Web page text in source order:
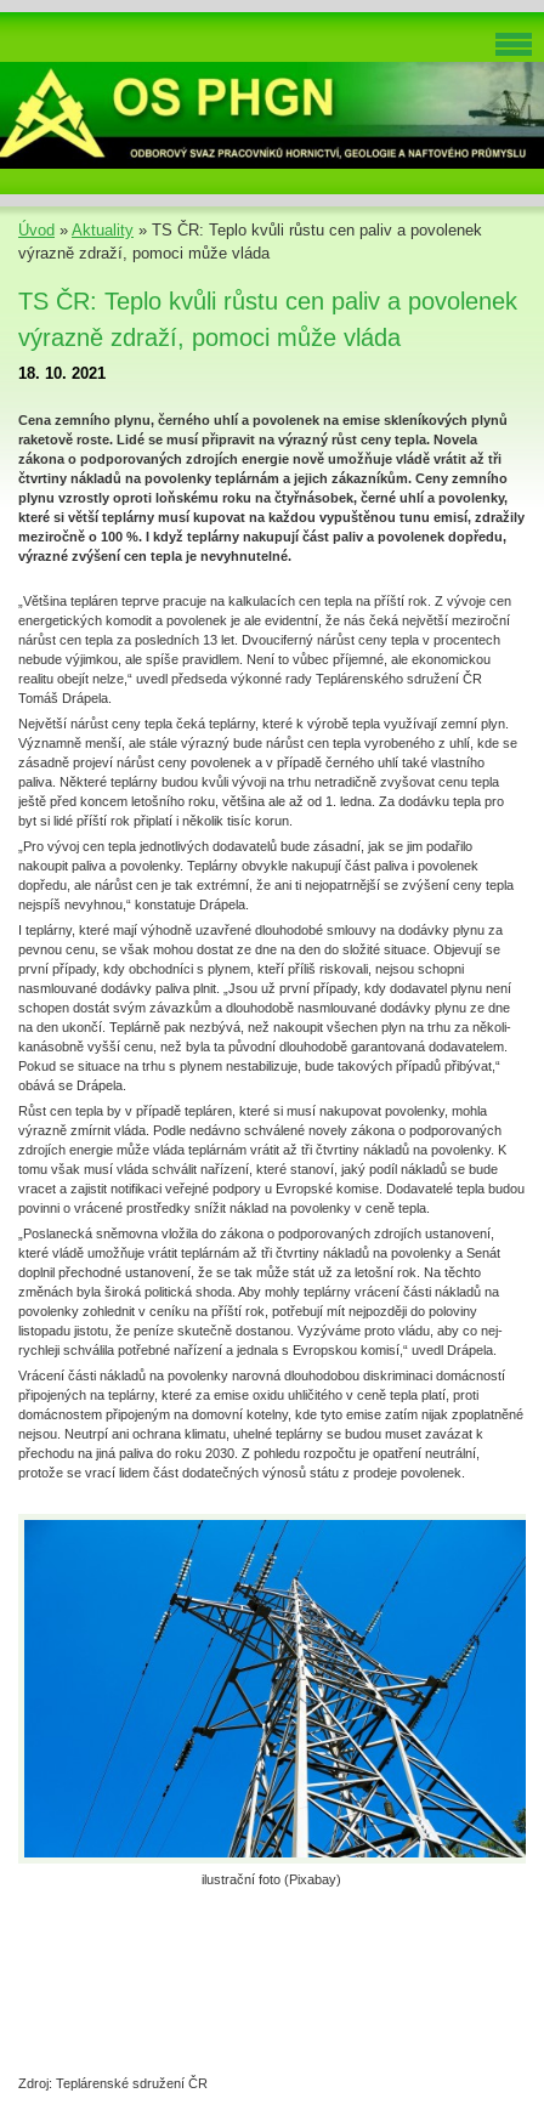
Úvod » Aktuality » TS ČR: Teplo kvůli růstu cen paliv a povolenek
výrazně zdraží, pomoci může vláda
TS ČR: Teplo kvůli růstu cen paliv a povolenek
výrazně zdraží, pomoci může vláda
18. 10. 2021
Cena zemního plynu, černého uhlí a povolenek na emise skleníkových plynů
raketově roste. Lidé se musí připravit na výrazný růst ceny tepla. Novela
zákona o podporovaných zdrojích energie nově umožňuje vládě vrátit až tři
čtvrtiny nákladů na povolenky teplárnám a jejich zákazníkům. Ceny zemního
plynu vzrostly oproti loňskému roku na čtyřnásobek, černé uhlí a povolenky,
které si větší teplárny musí kupovat na každou vypuštěnou tunu emisí, zdražily
meziročně o 100 %. I když teplárny nakupují část paliv a povolenek dopředu,
výrazné zvýšení cen tepla je nevyhnu­telné.
„Většina tep­lá­ren teprve pracuje na kalkulacích cen tepla na příští rok. Z vývoje cen
ener­ge­tických komodit a povolenek je ale evidentní, že nás čeká nej­větší meziroční
nárůst cen tepla za posledních 13 let. D­vouciferný nárůst ceny tepla v pro­centech
nebude výjimkou, ale spíše pravidlem. Není to vůbec příjemné, ale eko­nomickou
realitu obejít nelze,“ uvedl předseda výkonné rady Teplárenského sdružení ČR
Tomáš Drápela.
Největší nárůst ceny tepla čeká teplárny, které k výrobě tepla využívají zemní plyn.
Významně menší, ale stále výrazný bude nárůst cen tepla vyrobeného z uhlí, kde se
zásadně projeví nárůst ceny povolenek a v případě černého uhlí také vlastního
paliva. Některé teplárny budou kvůli vývoji na trhu netradičně zvyšovat cenu tepla
ještě před koncem letošního roku, většina ale až od 1. ledna. Za dodávku tepla pro
byt si lidé příští rok připlatí i několik tisíc korun.
„Pro vývoj cen tepla jednotlivých dodava­telů bude zásadní, jak se jim podařilo
nakoupit paliva a povolenky. Teplárny obvykle nakupují část paliva i povolenek
dopředu, ale nárůst cen je tak extrémní, že ani ti nej­opatr­nější se zvýšení ceny tepla
nej­spíš nevyhnou,“ kon­statuje Drápela.
I teplárny, které mají výhodně uzavřené dlouhodobé smlouvy na dodávky plynu za
pevnou cenu, se však mohou dostat ze dne na den do složité situace. Objevují se
první případy, kdy obchodníci s plynem, kteří příliš riskovali, nej­sou schopni
nasmlouvané dodávky paliva plnit. „Jsou už první případy, kdy dodava­tel plynu není
schopen dostát svým závazkům a dlouhodobě nasmlouvané dodávky plynu ze dne
na den ukončí. Teplárně pak nezbývá, než nakoupit všechen plyn na trhu za ně­ko­li­
ka­násobně vyšší cenu, než byla ta původní dlouhodobě garantovaná dodava­telem.
Pokud se situace na trhu s plynem nestabilizuje, bude takových případů přibývat,“
obává se Drápela.
Růst cen tepla by v případě tep­lá­ren, které si musí nakupovat povolenky, mohla
výrazně zmírnit vláda. Podle nedávno schválené novely zákona o podporovaných
zdrojích energie může vláda teplárnám vrátit až tři čtvrtiny nákladů na povolenky. K
tomu však musí vláda schválit nařízení, které stanoví, jaký podíl nákladů se bude
vracet a zajistit notifikaci veřejné podpory u Evropské komise. Dodava­telé tepla budou
povinni o vrácené prostředky snížit náklad na povolenky v ceně tepla.
„Poslanecká sněmovna vložila do zákona o podporovaných zdrojích ustanovení,
které vládě umožňuje vrátit teplárnám až tři čtvrtiny nákladů na povolenky a Senát
doplnil přechodné ustanovení, že se tak může stát už za letošní rok. Na těchto
změnách byla široká politická shoda. Aby mohly teplárny vrácení části nákladů na
povolenky zohlednit v ceníku na příští rok, potřebují mít nej­později do poloviny
listopadu jistotu, že peníze skutečně dostanou. Vyzýváme proto vládu, aby co nej­
rychleji schválila potřebné nařízení a jednala s Evropskou komisí,“ uvedl Drápela.
Vrácení části nákladů na povolenky narovná dlouhodobou diskriminaci domácností
připojených na teplárny, které za emise oxidu uhličitého v ceně tepla platí, proti
domácnostem připojeným na domovní ko­telny, kde tyto emise zatím nijak zpoplatněné
nej­sou. Neutrpí ani ochrana klimatu, uhelné teplárny se budou muset zavázat k
přechodu na jiná paliva do roku 2030. Z pohledu rozpočtu je opatření neutrální,
protože se vrací lidem část dodatečných výnosů státu z prodeje povolenek.
ilustrační foto (Pixabay)
Zdroj: Teplárenské sdružení ČR